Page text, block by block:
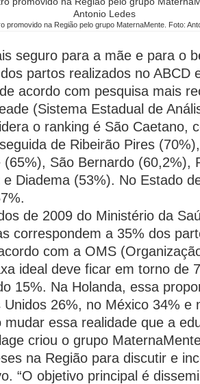
promovido na Região pelo grupo MaternaMente. Foto:
seguro para a mãe e para o
partos realizados no ABCD
acordo com pesquisa mais
(Sistema Estadual de
o ranking é São Caetano,
de Ribeirão Pires
(65%), São Bernardo (60,2%),
Diadema (53%). No Estado
de 2009 do Ministério da
correspondem a 35% dos
com a OMS
ideal deve ficar em torno de
15%. Na Holanda, essa
Unidos 26%, no México 34% e
mudar essa realidade que a
criou o grupo
na Região para discutir e
“O objetivo principal é